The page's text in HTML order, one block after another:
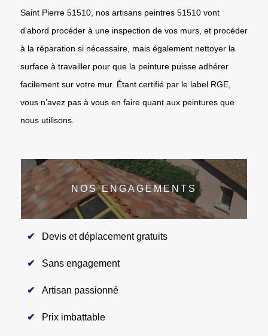
Saint Pierre 51510, nos artisans peintres 51510 vont
d’abord procéder à une inspection de vos murs, et procéder
à la réparation si nécessaire, mais également nettoyer la
surface à travailler pour que la peinture puisse adhérer
facilement sur votre mur. Étant certifié par le label RGE,
vous n’avez pas à vous en faire quant aux peintures que
nous utilisons.
NOS ENGAGEMENTS
Devis et déplacement gratuits
Sans engagement
Artisan passionné
Prix imbattable